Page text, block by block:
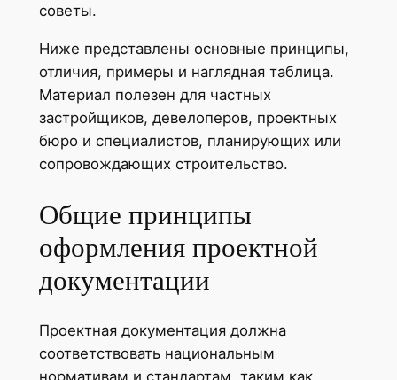
советы.
Ниже представлены основные принципы,
отличия, примеры и наглядная таблица.
Материал полезен для частных
застройщиков, девелоперов, проектных
бюро и специалистов, планирующих или
сопровождающих строительство.
Общие принципы
оформления проектной
документации
Проектная документация должна
соответствовать национальным